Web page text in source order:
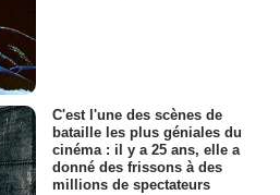
C'est l'une des scènes de
bataille les plus géniales du
cinéma : il y a 25 ans, elle a
donné des frissons à des
millions de spectateurs